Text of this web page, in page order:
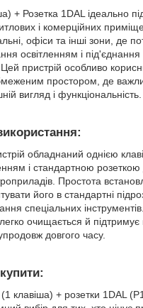
+ Розетка 1DAL ідеально
і комерційних
офіси та інші зони, де
освітленням і під'єднання
пристрій особливо
простором, де
вигляд і функціональність.
обладнаний однією
і стандартною розеткою
Простота
його в стандартні
спеціальних
очищається й підтримує
довгого часу.
клавіша) + розетки 1DAL